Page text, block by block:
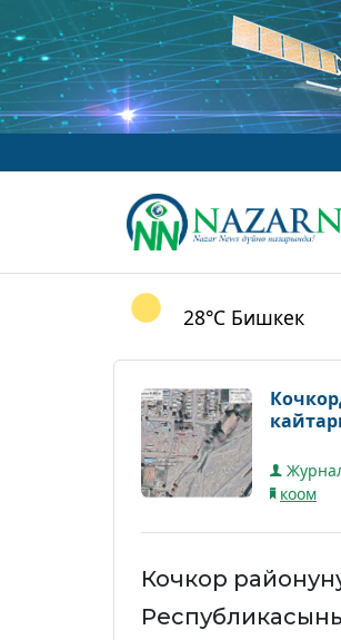
28°C Бишкек
коом
Кочкор